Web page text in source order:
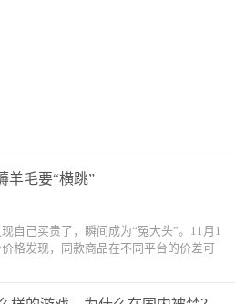
羊毛要“横跳”
自己买贵了，瞬间成为“冤大头”。11月1
格发现，同款商品在不同平台的价差可